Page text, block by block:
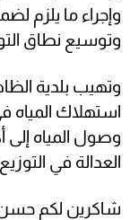
وإجراء ما يلزم
وتوسيع نطاق
وتهيب بلدية
استهلاك المياه
وصول المياه
العدالة في
شاكرين لكم